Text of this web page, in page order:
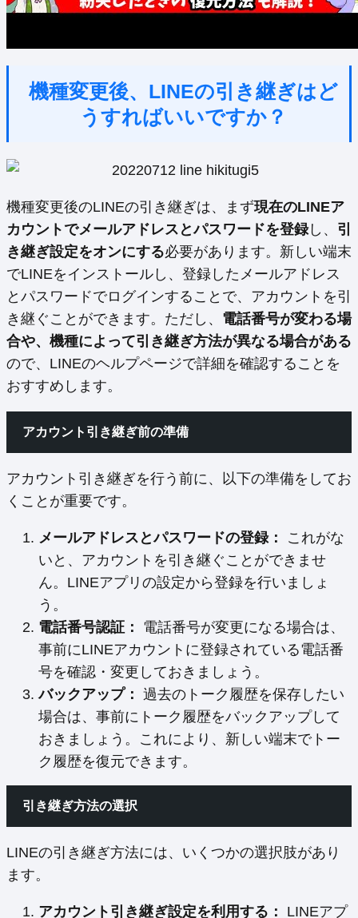
機種変更後、LINEの引き継ぎはど
うすればいいですか？
機種変更後のLINEの引き継ぎは、まず現在のLINEア
カウントでメールアドレスとパスワードを登録し、 引
き継ぎ設定をオンにする必要があります。新しい端末
でLINEをインストールし、登録したメールアドレス
とパスワードでログインすることで、アカウントを引
き継ぐことができます。ただし、 電話番号が変わる場
合や、機種によって引き継ぎ方法が異なる場合がある
ので、LINEのヘルプページで詳細を確認することを
おすすめします。
アカウント引き継ぎ前の準備
アカウント引き継ぎを行う前に、以下の準備をしてお
くことが重要です。
メールアドレスとパスワードの登録：
これがな
いと、アカウントを引き継ぐことができませ
ん。LINEアプリの設定から登録を行いましょ
う。
電話番号認証：
電話番号が変更になる場合は、
事前にLINEアカウントに登録されている電話番
号を確認・変更しておきましょう。
バックアップ： 過去のトーク履歴を保存したい
場合は、事前にトーク履歴をバックアップして
おきましょう。これにより、新しい端末でトー
ク履歴を復元できます。
引き継ぎ方法の選択
LINEの引き継ぎ方法には、いくつかの選択肢があり
ます。
アカウント引き継ぎ設定を利用する：
LINEアプ